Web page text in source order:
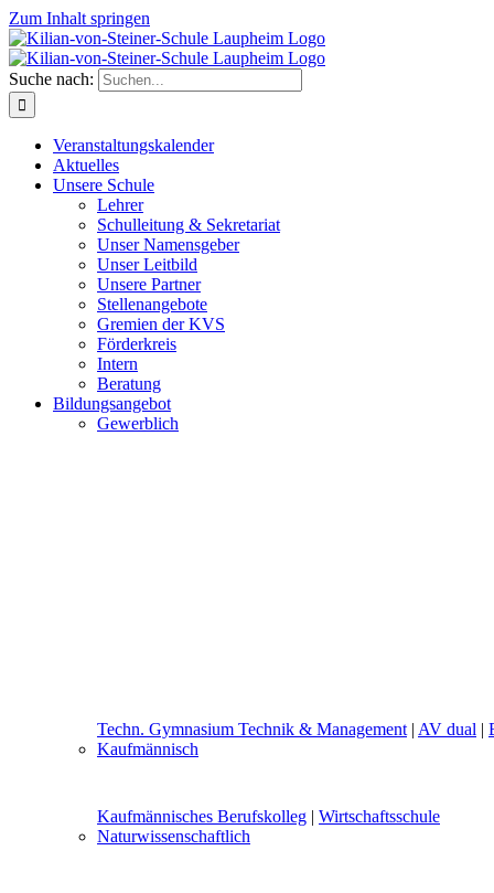
Zum Inhalt springen
Suche nach:
Veranstaltungskalender
Aktuelles
Unsere Schule
Lehrer
Schulleitung & Sekretariat
Unser Namensgeber
Unser Leitbild
Unsere Partner
Stellenangebote
Gremien der KVS
Förderkreis
Intern
Beratung
Bildungsangebot
Gewerblich
Techn. Gymnasium Technik & Management | AV dual |
Kaufmännisch
Kaufmännisches Berufskolleg | Wirtschaftsschule
Naturwissenschaftlich